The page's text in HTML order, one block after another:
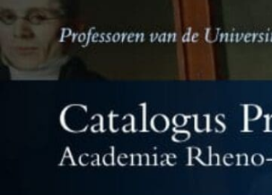
het
inhoud